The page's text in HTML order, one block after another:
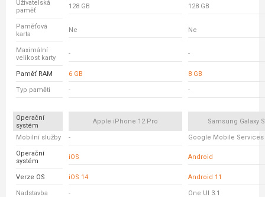
Uživatelská
paměť
128 GB 128 GB
Paměťová
karta
Ne Ne
Maximální
velikost karty
- -
Paměť RAM 6 GB 8 GB
Typ paměti - -
Operační
systém
Apple iPhone 12 Pro Samsung Galaxy
Mobilní služby - Google Mobile Services
Operační
systém
iOS Android
Verze OS iOS 14 Android 11
Nadstavba - One UI 3.1